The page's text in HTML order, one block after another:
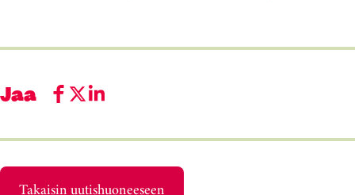
Jaa
Takaisin uutishuoneeseen